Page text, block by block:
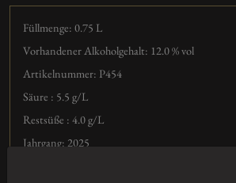
Füllmenge: 0.75 L
Vorhandener Alkoholgehalt: 12.0 % vol
Artikelnummer: P454
Säure : 5.5 g/L
Restsüße : 4.0 g/L
Jahrgang: 2025